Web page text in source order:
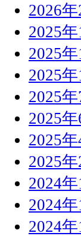
2026年
2025年
2025年
2025年
2025年
2025年
2025年
2025年
2024年
2024年
2024年